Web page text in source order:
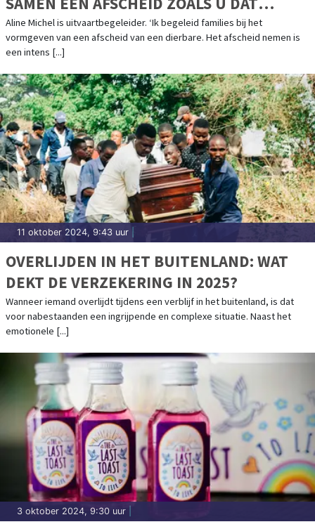
WENST
Aline Michel is uitvaartbegeleider. ‘Ik begeleid families bij het
vormgeven van een afscheid van een dierbare. Het afscheid nemen is
een intens [...]
11 oktober 2024, 9:43 uur
OVERLIJDEN IN HET BUITENLAND: WAT
DEKT DE VERZEKERING IN 2025?
Wanneer iemand overlijdt tijdens een verblijf in het buitenland, is dat
voor nabestaanden een ingrijpende en complexe situatie. Naast het
emotionele [...]
3 oktober 2024, 9:30 uur